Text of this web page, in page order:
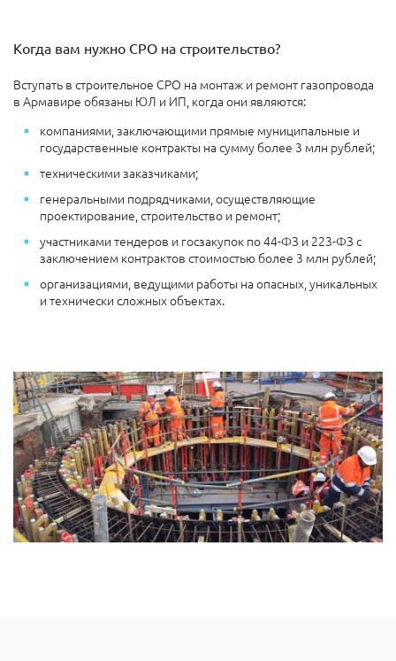
Когда вам нужно СРО на строительство?
Вступать в строительное СРО на монтаж и ремонт газопровода
в Армавире обязаны ЮЛ и ИП, когда они являются:
компаниями, заключающими прямые муниципальные и
государственные контракты на сумму более 3 млн рублей;
техническими заказчиками;
генеральными подрядчиками, осуществляющие
проектирование, строительство и ремонт;
участниками тендеров и госзакупок по 44-ФЗ и 223-ФЗ с
заключением контрактов стоимостью более 3 млн рублей;
организациями, ведущими работы на опасных, уникальных
и технически сложных объектах.